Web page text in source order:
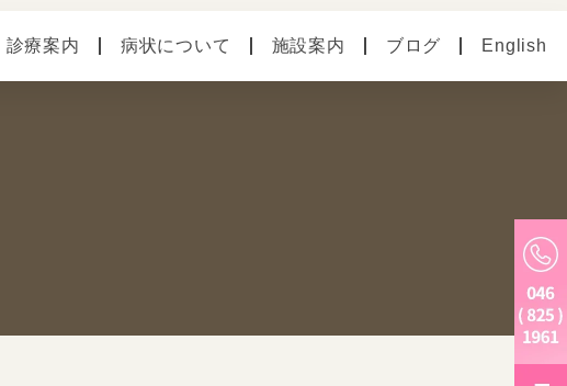
診療案内 病状について 施設案内 ブログ English